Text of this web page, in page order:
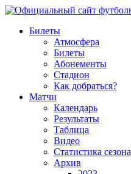
Билеты
Атмосфера
Билеты
Абонементы
Стадион
Как добраться?
Матчи
Календарь
Результаты
Таблица
Видео
Статистика сезона
Архив